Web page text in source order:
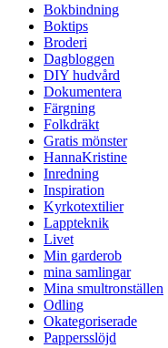
Bokbindning
Boktips
Broderi
Dagbloggen
DIY hudvård
Dokumentera
Färgning
Folkdräkt
Gratis mönster
HannaKristine
Inredning
Inspiration
Kyrkotextilier
Lappteknik
Livet
Min garderob
mina samlingar
Mina smultronställen
Odling
Okategoriserade
Pappersslöjd